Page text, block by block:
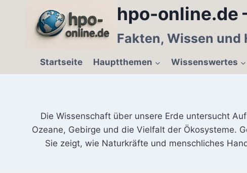
hpo-online.de
Fakten, Wissen
Startseite Hauptthemen Wissenswertes
Die Wissenschaft über unsere Erde untersucht
Ozeane, Gebirge und die Vielfalt der Ökosysteme.
Sie zeigt, wie Naturkräfte und menschliches